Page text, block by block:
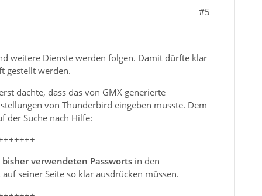
#5
weitere Dienste werden folgen. Damit dürfte klar
gestellt werden.
dachte, dass das von GMX generierte
von Thunderbird eingeben müsste. Dem
der Suche nach Hilfe:
verwendeten Passwortsin den
seiner Seite so klar ausdrücken müssen.